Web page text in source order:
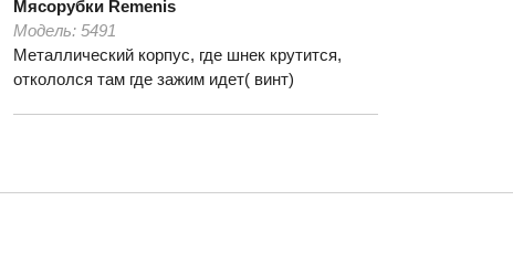
Мясорубки Remenis
Модель: 5491
Металлический корпус, где шнек крутится,
откололся там где зажим идет( винт)